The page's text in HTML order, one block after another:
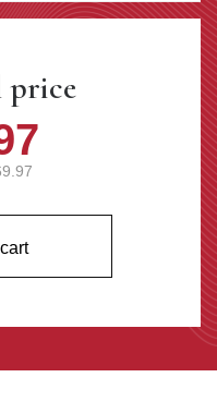
price